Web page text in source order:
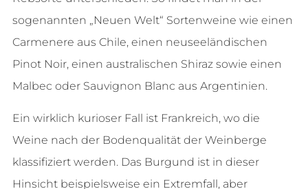
sogenannten „Neuen Welt“ Sortenweine wie einen
Carmenere aus Chile, einen neuseeländischen
Pinot Noir, einen australischen Shiraz sowie einen
Malbec oder Sauvignon Blanc aus Argentinien.
Ein wirklich kurioser Fall ist Frankreich, wo die
Weine nach der Bodenqualität der Weinberge
klassifiziert werden. Das Burgund ist in dieser
Hinsicht beispielsweise ein Extremfall, aber